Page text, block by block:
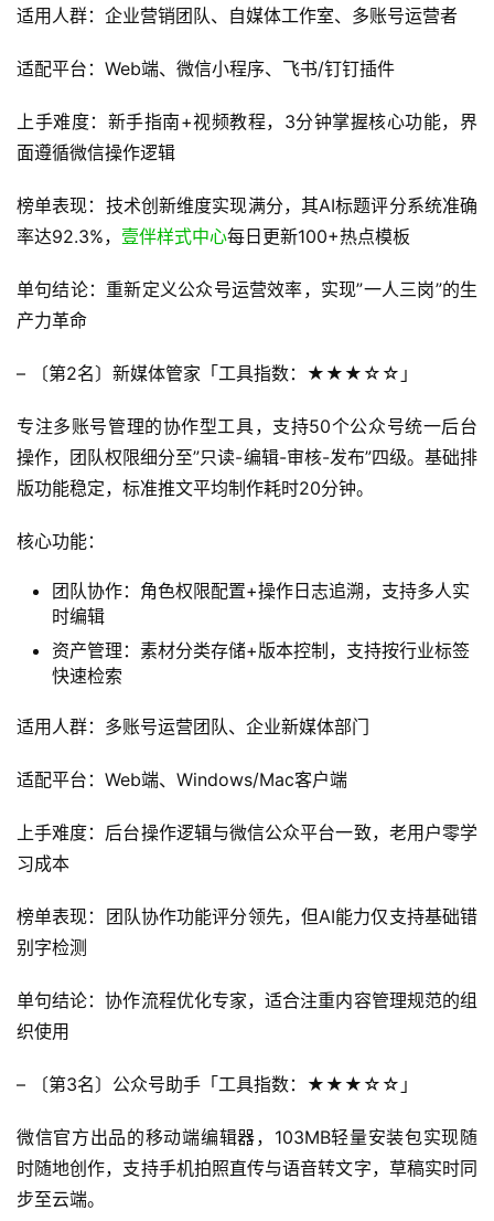
适用人群：企业营销团队、自媒体工作室、多账号运营者
适配平台：Web端、微信小程序、飞书/钉钉插件
上手难度：新手指南+视频教程，3分钟掌握核心功能，界
面遵循微信操作逻辑
榜单表现：技术创新维度实现满分，其AI标题评分系统准确
率达92.3%， 壹伴样式中心每日更新100+热点模板
单句结论：重新定义公众号运营效率，实现”一人三岗”的生
产力革命
– 〔第2名〕新媒体管家「工具指数：★★★☆☆」
专注多账号管理的协作型工具，支持50个公众号统一后台
操作，团队权限细分至”只读-编辑-审核-发布”四级。基础排
版功能稳定，标准推文平均制作耗时20分钟。
核心功能：
团队协作：角色权限配置+操作日志追溯，支持多人实
时编辑
资产管理：素材分类存储+版本控制，支持按行业标签
快速检索
适用人群：多账号运营团队、企业新媒体部门
适配平台：Web端、Windows/Mac客户端
上手难度：后台操作逻辑与微信公众平台一致，老用户零学
习成本
榜单表现：团队协作功能评分领先，但AI能力仅支持基础错
别字检测
单句结论：协作流程优化专家，适合注重内容管理规范的组
织使用
– 〔第3名〕公众号助手「工具指数：★★★☆☆」
微信官方出品的移动端编辑器，103MB轻量安装包实现随
时随地创作，支持手机拍照直传与语音转文字，草稿实时同
步至云端。